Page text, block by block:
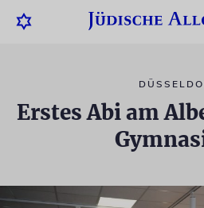
Erstes Abi am